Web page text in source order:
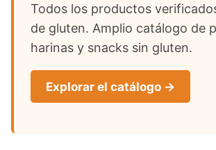
Todos los productos
de gluten. Amplio catálogo de
harinas y snacks sin gluten.
Explorar el catálogo →